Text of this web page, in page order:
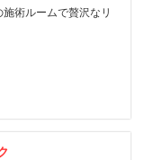
術ルームで贅沢なリ